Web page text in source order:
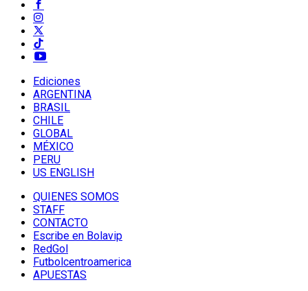
Ediciones
ARGENTINA
BRASIL
CHILE
GLOBAL
MÉXICO
PERU
US ENGLISH
QUIENES SOMOS
STAFF
CONTACTO
Escribe en Bolavip
RedGol
Futbolcentroamerica
APUESTAS